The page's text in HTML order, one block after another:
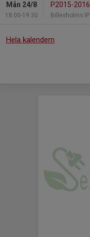
Mån 24/8
18:00-19:30
P2015-2016
Billesholms IP
Hela kalendern